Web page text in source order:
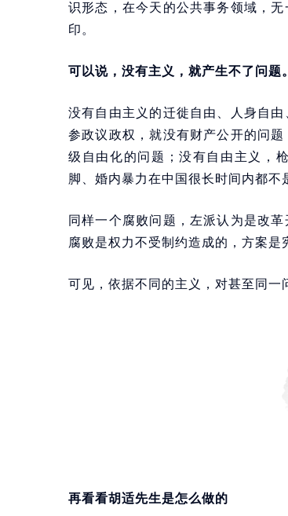
识形态，在今天的公共事务领域，
印。
可以说，没有主义，就产生不了问题
没有自由主义的迁徙自由、人身自
参政议政权，就没有财产公开的问
级自由化的问题；没有自由主义，
脚、婚内暴力在中国很长时间内都不
同样一个腐败问题，左派认为是改
腐败是权力不受制约造成的，方案是
可见，依据不同的主义，对甚至同一
再看看胡适先生是怎么做的